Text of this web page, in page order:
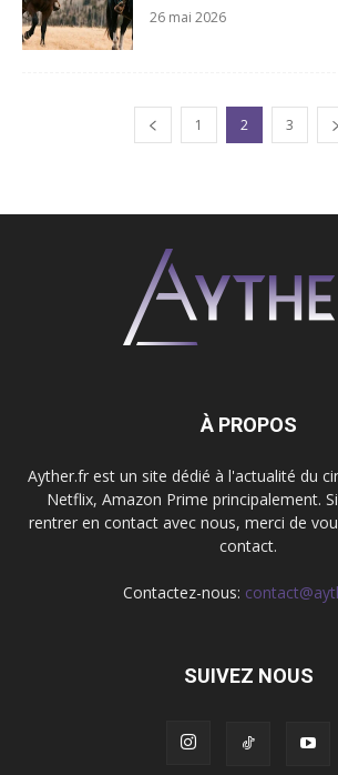
26 mai 2026
1 2 3
À PROPOS
Ayther.fr est un site dédié à l'actualité du
Netflix, Amazon Prime principalement.
rentrer en contact avec nous, merci de
contact.
Contactez-nous:
SUIVEZ NOUS